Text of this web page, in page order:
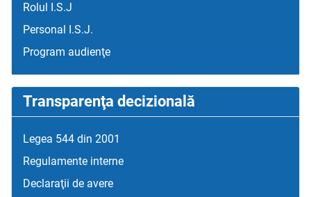
Rolul I.S.J
Personal I.S.J.
Program audienţe
Transparenţa decizională
Legea 544 din 2001
Regulamente interne
Declaraţii de avere